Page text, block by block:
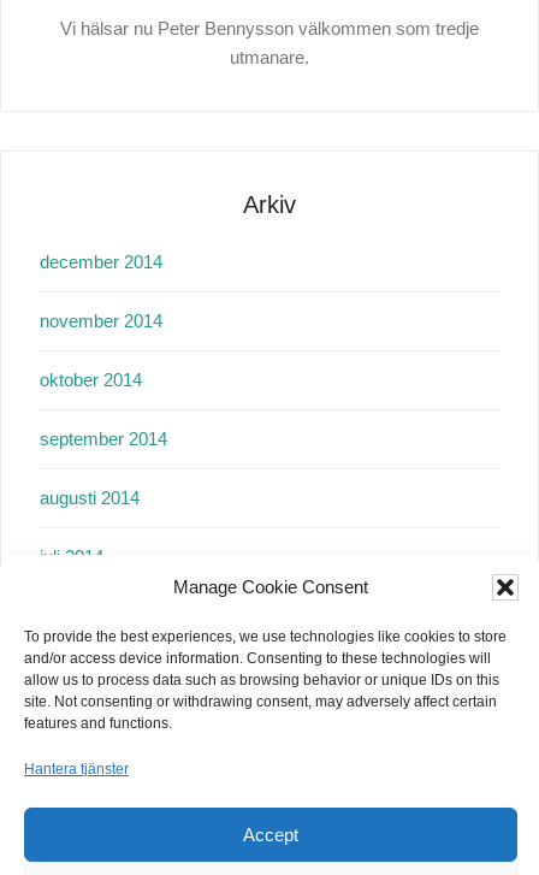
Manage Cookie Consent
To provide the best experiences, we use technologies like cookies to store
and/or access device information. Consenting to these technologies will
allow us to process data such as browsing behavior or unique IDs on this
site. Not consenting or withdrawing consent, may adversely affect certain
features and functions.
Hantera tjänster
Accept
Vi hälsar nu Peter Bennysson välkommen som tredje
utmanare.
Arkiv
december 2014
november 2014
oktober 2014
september 2014
augusti 2014
juli 2014
maj 2014
april 2014